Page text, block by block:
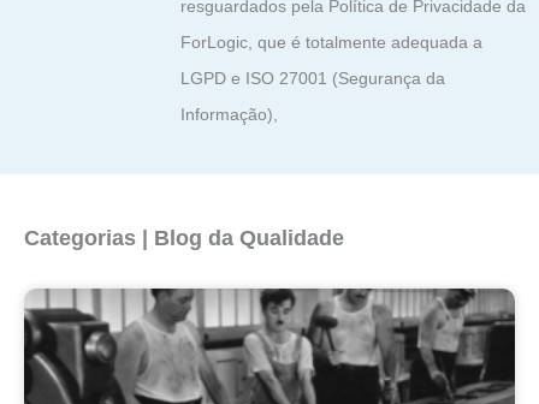
resguardados pela Política de Privacidade da
ForLogic, que é totalmente adequada a
LGPD e ISO 27001 (Segurança da
Informação),
Categorias | Blog da Qualidade